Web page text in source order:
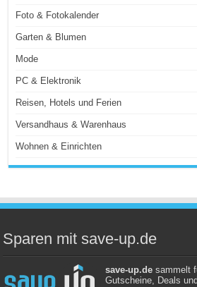
Foto & Fotokalender
Garten & Blumen
Mode
PC & Elektronik
Reisen, Hotels und Ferien
Versandhaus & Warenhaus
Wohnen & Einrichten
Sparen mit save-up.de
save-up.desammelt
Gutscheine, Deals